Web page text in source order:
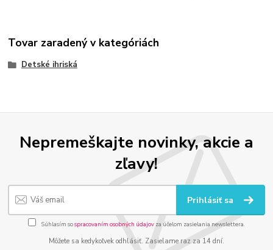
Tovar zaradený v kategóriách
Detské ihriská
Nepremeškajte novinky, akcie a
zľavy!
Prihlásiť sa
Súhlasím sospracovaním osobných údajov za účelom zasielania newslettera.
Môžete sa kedykoľvek odhlásiť. Zasielame raz za 14 dní.